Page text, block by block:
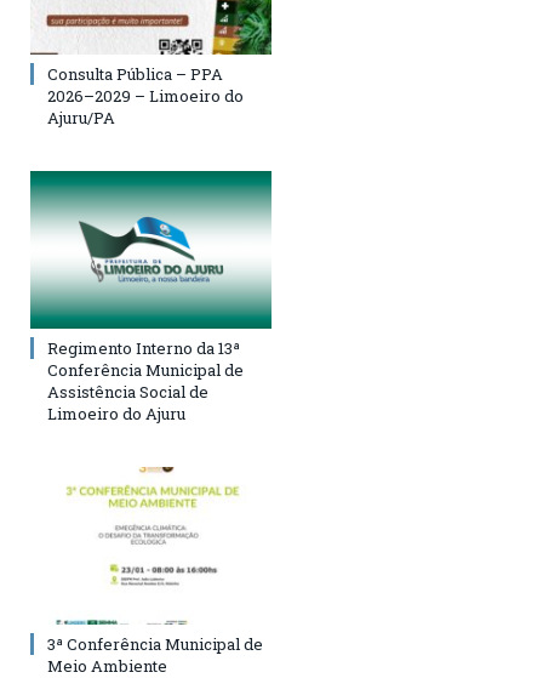
Consulta Pública – PPA
2026–2029 – Limoeiro do
Ajuru/PA
Regimento Interno da 13ª
Conferência Municipal de
Assistência Social de
Limoeiro do Ajuru
3ª Conferência Municipal de
Meio Ambiente